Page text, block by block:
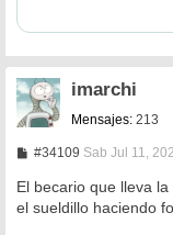
imarchi
Mensajes: 213
#34109M
n
a
Sab Jul 11,
El becario que lleva
el sueldillo haciendo